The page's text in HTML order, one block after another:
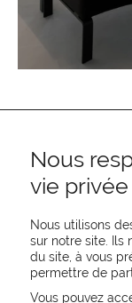
Nous
vie privée
Nous utilisons
sur notre site. Ils
du site, à vous
permettre de
Vous pouvez